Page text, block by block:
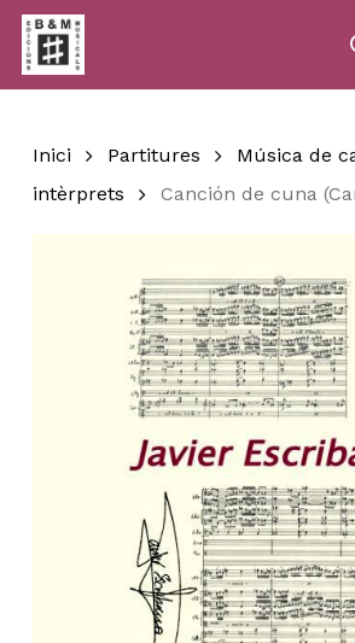
Skip
main
content
Inici Partitures Música de
intèrprets
Canción de cuna